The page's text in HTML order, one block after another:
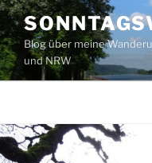
Zum
Inhalt
springenBlog über meine
und NRW